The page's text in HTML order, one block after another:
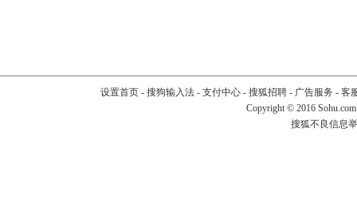
设置首页- 搜狗输入法- 支付中心- 搜狐招聘- 广告服务 - 客
Copyright © 2016
搜狐不良信息